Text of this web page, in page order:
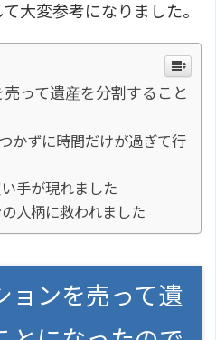
大変参考になりました。
って遺産を分割すること
かずに時間だけが過ぎて行
手が現れました
人柄に救われました
ョンを売って遺